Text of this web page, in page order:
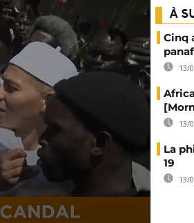
À
Cinq
13/
13/
La
19
13/